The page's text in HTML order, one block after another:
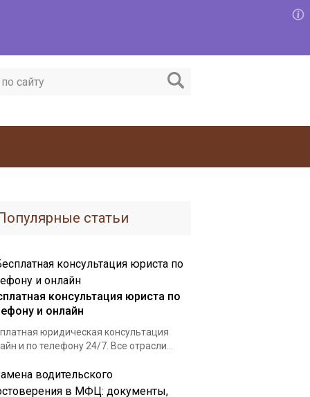
статьи
консультация юриста по
и онлайн
юридическая консультация
и по телефону 24/7. Все отрасли...